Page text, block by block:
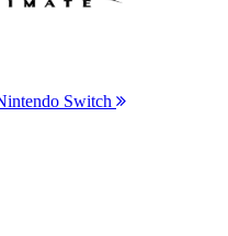
Switch